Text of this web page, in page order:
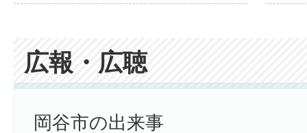
広報・広聴
岡谷市の出来事